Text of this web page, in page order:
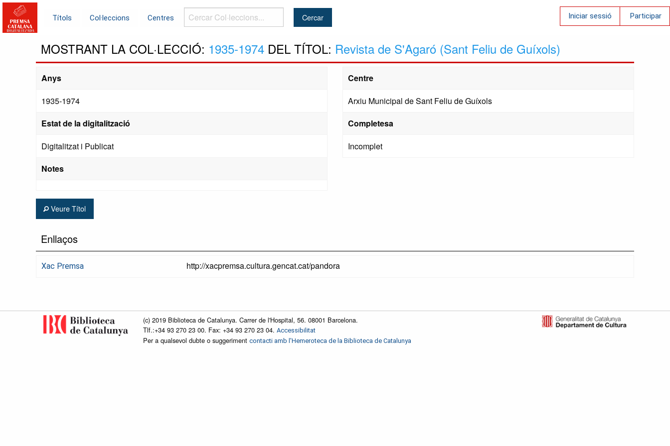
Títols Col·leccions Centres
Cercar
Col·leccions...
Iniciar sessió Participar
MOSTRANT LA COL·LECCIÓ: 1935-1974 DEL TÍTOL: Revista de S'Agaró (Sant Feliu de Guíxols)
Anys
1935-1974
Estat de la digitalització
Digitalitzat i Publicat
Notes
Centre
Arxiu Municipal de Sant Feliu de Guíxols
Completesa
Incomplet
Veure Títol
Enllaços
Xac Premsa http://xacpremsa.cultura.gencat.cat/pandora
(c) 2019 Biblioteca de Catalunya. Carrer de l'Hospital, 56. 08001 Barcelona.
Tlf.:+34 93 270 23 00. Fax: +34 93 270 23 04. Accessibilitat
Per a qualsevol dubte o suggeriment contacti amb l'Hemeroteca de la Biblioteca de Catalunya